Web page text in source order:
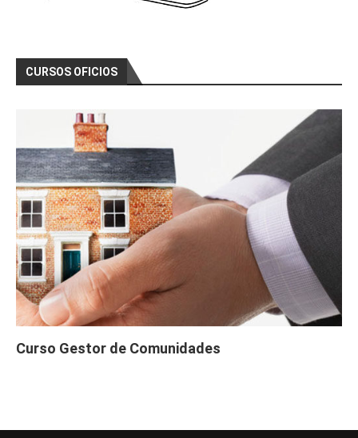
CURSOS OFICIOS
Curso Gestor de Comunidades